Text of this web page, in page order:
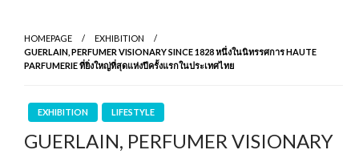
HOMEPAGE
EXHIBITION
GUERLAIN, PERFUMER VISIONARY SINCE 1828 หนึ่งในนิทรรศการ HAUTE
PARFUMERIE ที่ยิ่งใหญ่ที่สุดแห่งปีครั้งแรกในประเทศไทย
EXHIBITION LIFESTYLE
GUERLAIN, PERFUMER VISIONARY